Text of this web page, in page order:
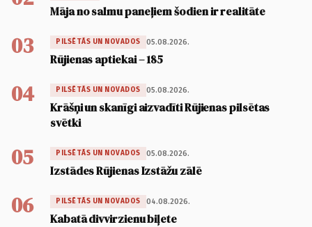
Māja no salmu paneļiem šodien ir realitāte
03 PILSĒTĀS UN NOVADOS 05.08.2026.
Rūjienas aptiekai – 185
04 PILSĒTĀS UN NOVADOS 05.08.2026.
Krāšņi un skanīgi aizvadīti Rūjienas pilsētas
svētki
05 PILSĒTĀS UN NOVADOS 05.08.2026.
Izstādes Rūjienas Izstāžu zālē
06 PILSĒTĀS UN NOVADOS 04.08.2026.
Kabatā divvirzienu biļete